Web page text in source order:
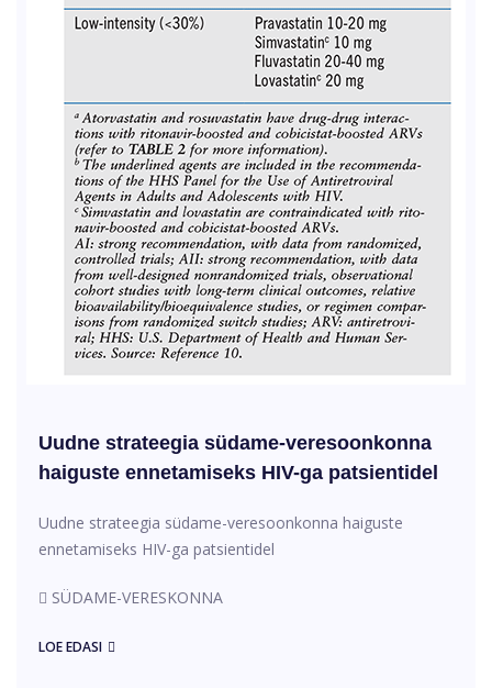
Uudne strateegia südame-veresoonkonna
haiguste ennetamiseks HIV-ga patsientidel
Uudne strateegia südame-veresoonkonna haiguste
ennetamiseks HIV-ga patsientidel
SÜDAME-VERESKONNA
LOE EDASI